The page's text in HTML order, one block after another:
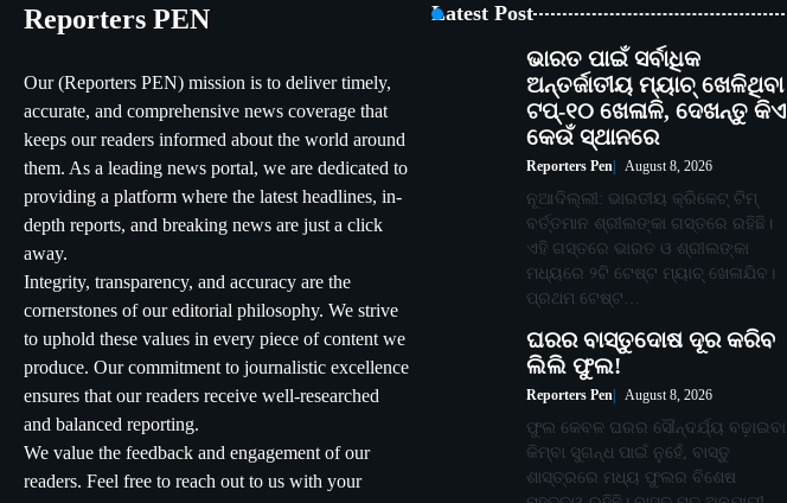
Reporters PEN
Our (Reporters PEN) mission is to deliver timely,
accurate, and comprehensive news coverage that
keeps our readers informed about the world around
them. As a leading news portal, we are dedicated to
providing a platform where the latest headlines, in-
depth reports, and breaking news are just a click
away.
Integrity, transparency, and accuracy are the
cornerstones of our editorial philosophy. We strive
to uphold these values in every piece of content we
produce. Our commitment to journalistic excellence
ensures that our readers receive well-researched
and balanced reporting.
We value the feedback and engagement of our
readers. Feel free to reach out to us with your
Latest Post
ଭାରତ ପାଇଁ ସର୍ବାଧିକ
ଅନ୍ତର୍ଜାତୀୟ ମ୍ୟାଚ୍ ଖେଳିଥିବା
ଟପ୍-୧୦ ଖେଳାଳି, ଦେଖନ୍ତୁ କିଏ
କେଉଁ ସ୍ଥାନରେ
Reporters Pen August 8, 2026
ନୂଆଦିଲ୍ଲୀ: ଭାରତୀୟ କ୍ରିକେଟ୍ ଟିମ୍
ବର୍ତ୍ତମାନ ଶ୍ରୀଲଙ୍କା ଗସ୍ତରେ ରହିଛି।
ଏହି ଗସ୍ତରେ ଭାରତ ଓ ଶ୍ରୀଲଙ୍କା
ମଧ୍ୟରେ ୨ଟି ଟେଷ୍ଟ ମ୍ୟାଚ୍ ଖେଳାଯିବ।
ପ୍ରଥମ ଟେଷ୍ଟ…
ଘରର ବାସ୍ତୁଦୋଷ ଦୂର କରିବ
ଲିଲି ଫୁଲ!
Reporters Pen August 8, 2026
ଫୁଲ କେବଳ ଘରର ସୌନ୍ଦର୍ଯ୍ୟ ବଢ଼ାଇବା
କିମ୍ବା ସୁଗନ୍ଧ ପାଇଁ ନୁହେଁ, ବାସ୍ତୁ
ଶାସ୍ତ୍ରରେ ମଧ୍ୟ ଫୁଲର ବିଶେଷ